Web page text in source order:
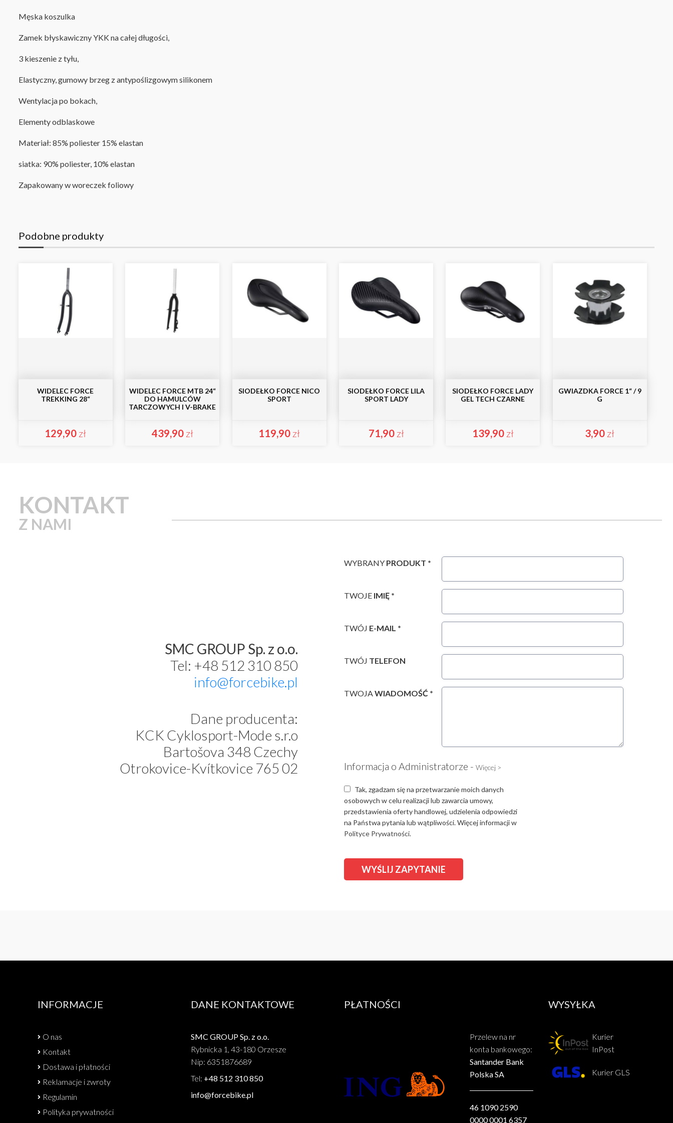
Męska koszulka
Zamek błyskawiczny YKK na całej długości,
3 kieszenie z tyłu,
Elastyczny, gumowy brzeg z antypoślizgowym silikonem
Wentylacja po bokach,
Elementy odblaskowe
Materiał: 85% poliester 15% elastan
siatka: 90% poliester, 10% elastan
Zapakowany w woreczek foliowy
Podobne produkty
WIDELEC FORCE
TREKKING 28“
129,90 zł
WIDELEC FORCE MTB 24“
DO HAMULCÓW
TARCZOWYCH I V-BRAKE
439,90 zł
SIODEŁKO FORCE NICO
SPORT
119,90 zł
SIODEŁKO FORCE LILA
SPORT LADY
71,90 zł
SIODEŁKO FORCE LADY
GEL TECH CZARNE
139,90 zł
GWIAZDKA FORCE 1“ / 9
G
3,90 zł
KONTAKT
Z NAMI
SMC GROUP Sp. z o.o.
Tel: +48 512 310 850
info@forcebike.pl
Dane producenta:
KCK Cyklosport-Mode s.r.o
Bartošova 348 Czechy
Otrokovice-Kvítkovice 765 02
WYBRANY PRODUKT *
TWOJE IMIĘ *
TWÓJ E-MAIL *
TWÓJ TELEFON
TWOJAWIADOMOŚĆ *
Informacja o Administratorze - Więcej >
Tak, zgadzam się na przetwarzanie moich danych
osobowych w celu realizacji lub zawarcia umowy,
przedstawienia oferty handlowej, udzielenia odpowiedzi
na Państwa pytania lub wątpliwości. Więcej informacji w
Polityce Prywatności.
INFORMACJE
O nas
Kontakt
Dostawa i płatności
Reklamacje i zwroty
Regulamin
Polityka prywatności
DANE KONTAKTOWE
SMC GROUP Sp. z o.o.
Rybnicka 1, 43-180 Orzesze
Nip: 6351876689
Tel: +48 512 310 850
info@forcebike.pl
PŁATNOŚCI
Przelew na nr
konta bankowego:
Santander Bank
Polska SA
46 1090 2590
0000 0001 6357
WYSYŁKA
Kurier
InPost
Kurier GLS